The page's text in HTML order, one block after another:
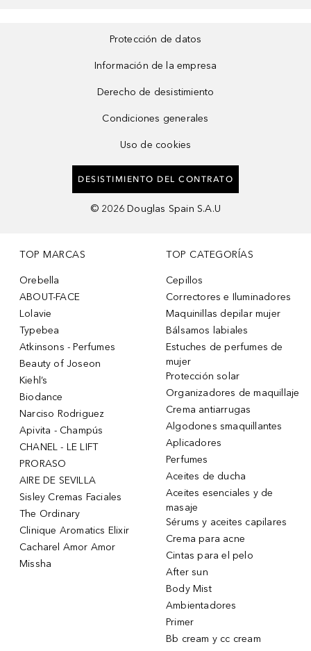
Protección de datos
Información de la empresa
Derecho de desistimiento
Condiciones generales
Uso de cookies
DESISTIMIENTO DEL CONTRATO
© 2026 Douglas Spain S.A.U
TOP MARCAS
Orebella
ABOUT-FACE
Lolavie
Typebea
Atkinsons - Perfumes
Beauty of Joseon
Kiehl’s
Biodance
Narciso Rodriguez
Apivita - Champús
CHANEL - LE LIFT
PRORASO
AIRE DE SEVILLA
Sisley Cremas Faciales
The Ordinary
Clinique Aromatics Elixir
Cacharel Amor Amor
Missha
TOP CATEGORÍAS
Cepillos
Correctores e Iluminadores
Maquinillas depilar mujer
Bálsamos labiales
Estuches de perfumes de
mujer
Protección solar
Organizadores de maquillaje
Crema antiarrugas
Algodones smaquillantes
Aplicadores
Perfumes
Aceites de ducha
Aceites esenciales y de
masaje
Sérums y aceites capilares
Crema para acne
Cintas para el pelo
After sun
Body Mist
Ambientadores
Primer
Bb cream y cc cream